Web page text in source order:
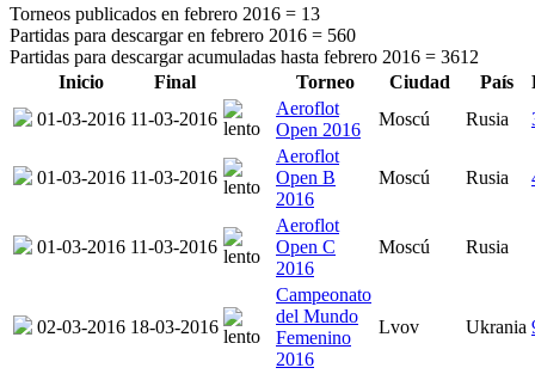
Torneos publicados en febrero 2016 = 13
Partidas para descargar en febrero 2016 = 560
Partidas para descargar acumuladas hasta febrero 2016 = 3612
Inicio
Final Torneo Ciudad País
01-03-2016 11-03-2016
Aeroflot
Open 2016
Moscú Rusia
01-03-2016 11-03-2016
Aeroflot
Open B
2016
Moscú Rusia
01-03-2016 11-03-2016
Aeroflot
Open C
2016
Moscú Rusia
02-03-2016 18-03-2016
Campeonato
del Mundo
Femenino
2016
Lvov Ukrania